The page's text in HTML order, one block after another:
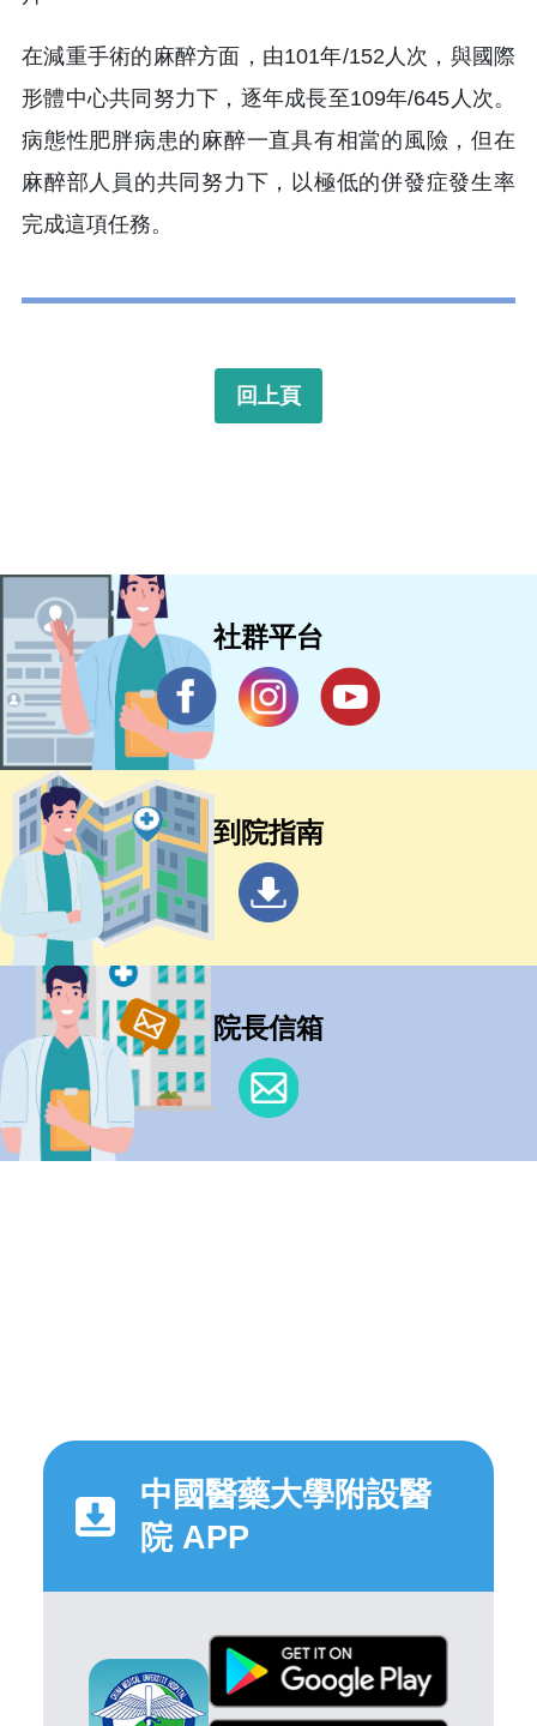
在減重手術的麻醉方面，由101年/152人次，與國際
形體中心共同努力下，逐年成長至109年/645人次。
病態性肥胖病患的麻醉一直具有相當的風險，但在
麻醉部人員的共同努力下，以極低的併發症發生率
完成這項任務。
回上頁
社群平台
到院指南
院長信箱
中國醫藥大學附設醫
院 APP